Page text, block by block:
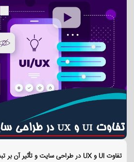
تفاوت UI و UX در طراحی سایت و تأثیر آن بر تبدیل کاربر